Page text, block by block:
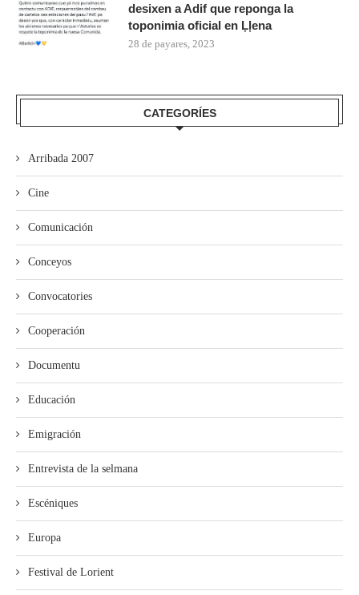
desixen a Adif que reponga la
toponimia oficial en Ḷḷena
28 de payares, 2023
CATEGORÍES
Arribada 2007
Cine
Comunicación
Conceyos
Convocatories
Cooperación
Documentu
Educación
Emigración
Entrevista de la selmana
Escéniques
Europa
Festival de Lorient